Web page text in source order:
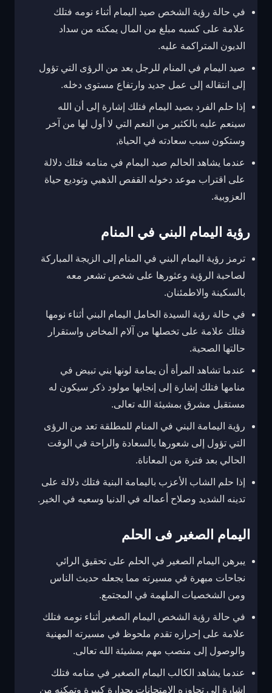
في حالة رؤية الشخص صيد اليمام أثناء نومه فتلك
علامة على كسبه مبلغ من المال يمكنه من سداد
الديون المتراكمة عليه.
صيد اليمام في المنام للرجل يعد من الرؤى التي تؤول
إلى انتقاله إلى عمل جديد وارتفاع مستوى دخله.
إذا حلم الفرد بصيد اليمام فتلك إشارة إلى أن الله
سينعم عليه بالكثير من النعم التي لا أول لها من آخر
وستكون سبب سعادته في الحياة,
عندما يشاهد الحالم صيد اليمام في منامه فتلك دلالة
على اقتراب موعد دخوله القفص الذهبي وتوديع حياة
العزوبية.
رؤية اليمام البني في المنام
ترمز رؤية اليمام البني في المنام إلى الزيجة المباركة
لصاحبة الرؤية وعثورها على شخص تشعر معه
بالسكينة والاطمئنان.
في حالة رؤية السيدة الحامل اليمام البني أثناء نومها
فتلك علامة على تخصلها من آلام المخاض واستقرار
حالتها الصحية.
عندما تشاهد المرأة أن يمامة لونها بني تبيض في
منامها فتلك إشارة إلى إنجابها مولود ذكر سيكون له
مستقبل مشرق بمشيئة الله تعالى.
رؤية اليمامة البني في المنام للمطلقة تعد من الرؤى
التي تؤول إلى شعورها بالسعادة والراحة في الوقت
الحالي بعد فترة من المعاناة.
إذا حلم الشاب الأعزب باليمامة البنية فتلك دلالة على
تدينه الشديد وصلاح أعماله في الدنيا وسعيه في الخير.
اليمام الصغير فى الحلم
يبرهن اليمام الصغير في الحلم على تحقيق الرائي
نجاحات مبهرة في مسيرته مما يجعله حديث الناس
ومن الشخصيات الملهمة في المجتمع.
في حالة رؤية الشخص اليمام الصغير أثناء نومه فتلك
علامة على إحرازه تقدم ملحوظ في مسيرته المهنية
والوصول إلى منصب مهم بمشيئة الله تعالى.
عندما يشاهد الكالب اليمام الصغير في منامه فتلك
إشارة إلى تجاوزه الامتحانات بجدارة كبيرة وتمكنه من